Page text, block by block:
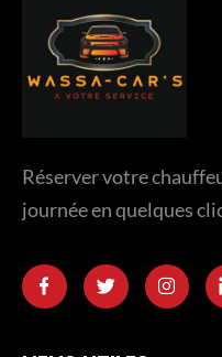
Réserver votre
journée en quelques